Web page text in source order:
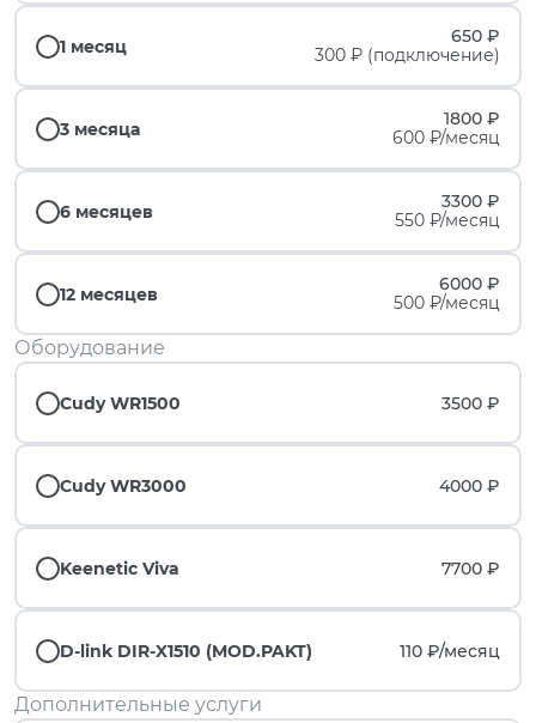
1 месяц
650 ₽
300 ₽ (подключение)
3 месяца
1800 ₽
600 ₽/месяц
6 месяцев
3300 ₽
550 ₽/месяц
12 месяцев
6000 ₽
500 ₽/месяц
Оборудование
Cudy WR1500 3500 ₽
Cudy WR3000 4000 ₽
Keenetic Viva 7700 ₽
D-link DIR-X1510 (MOD.PAKT) 110 ₽/месяц
Дополнительные услуги